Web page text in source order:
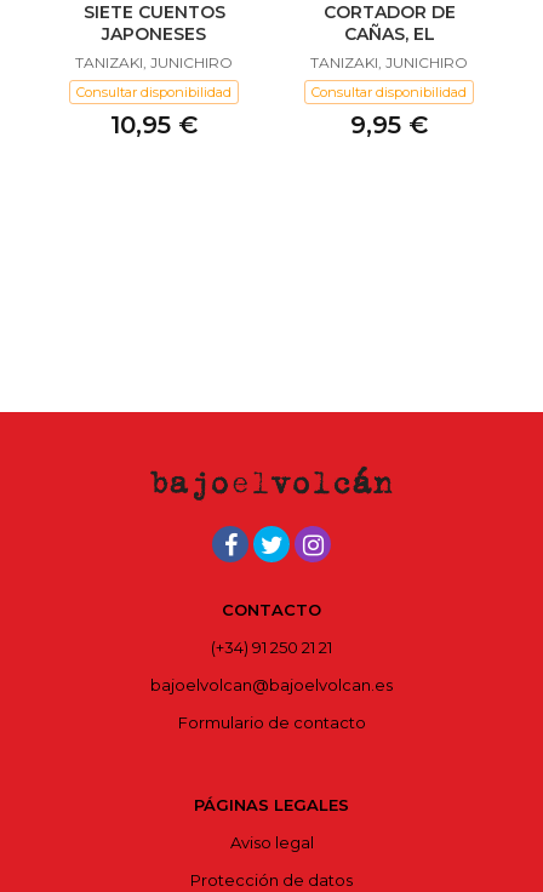
SIETE CUENTOS
JAPONESES
TANIZAKI, JUNICHIRO
Consultar disponibilidad
10,95 €
CORTADOR DE
CAÑAS, EL
TANIZAKI, JUNICHIRO
Consultar disponibilidad
9,95 €
CONTACTO
(+34) 91 250 21 21
bajoelvolcan@bajoelvolcan.es
Formulario de contacto
PÁGINAS LEGALES
Aviso legal
Protección de datos